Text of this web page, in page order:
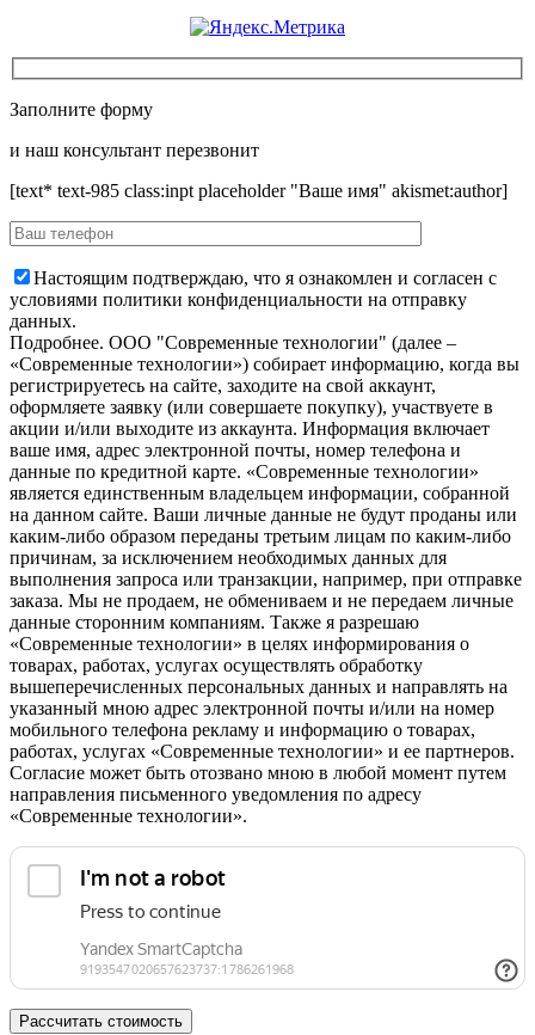
Заполните форму
и наш консультант перезвонит
[text* text-985 class:inpt placeholder "Ваше имя" akismet:author]
Настоящим подтверждаю, что я ознакомлен и согласен с
условиями политики конфиденциальности на отправку
данных.
Подробнее. OOO "Современные технологии" (далее –
«Современные технологии») собирает информацию, когда вы
регистрируетесь на сайте, заходите на свой аккаунт,
оформляете заявку (или совершаете покупку), участвуете в
акции и/или выходите из аккаунта. Информация включает
ваше имя, адрес электронной почты, номер телефона и
данные по кредитной карте. «Современные технологии»
является единственным владельцем информации, собранной
на данном сайте. Ваши личные данные не будут проданы или
каким-либо образом переданы третьим лицам по каким-либо
причинам, за исключением необходимых данных для
выполнения запроса или транзакции, например, при отправке
заказа. Мы не продаем, не обмениваем и не передаем личные
данные сторонним компаниям. Также я разрешаю
«Современные технологии» в целях информирования о
товарах, работах, услугах осуществлять обработку
вышеперечисленных персональных данных и направлять на
указанный мною адрес электронной почты и/или на номер
мобильного телефона рекламу и информацию о товарах,
работах, услугах «Современные технологии» и ее партнеров.
Согласие может быть отозвано мною в любой момент путем
направления письменного уведомления по адресу
«Современные технологии».